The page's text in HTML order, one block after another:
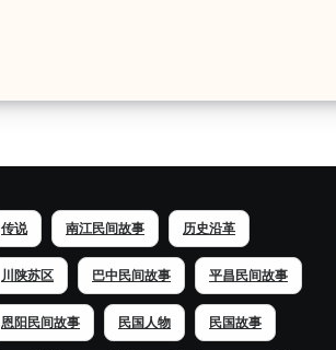
传说 南江民间故事 历史沿革
川陕苏区 巴中民间故事 平昌民间故事
恩阳民间故事 民国人物 民国故事